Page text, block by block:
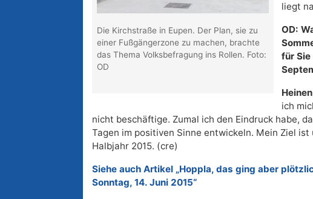
Die Kirchstraße in Eupen. Der Plan, sie zu
einer Fußgängerzone zu machen, brachte
das Thema Volksbefragung ins Rollen. Foto:
OD
liegt
OD:
für Sie
ich
nicht beschäftige. Zumal ich den Eindruck habe,
Tagen im positiven Sinne entwickeln. Mein Ziel
Halbjahr 2015. (cre)
Siehe auch Artikel „Hoppla, das ging aber
Sonntag, 14. Juni 2015“